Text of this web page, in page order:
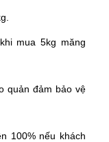
mua 5kg măng
quản đảm bảo vệ
100% nếu khách